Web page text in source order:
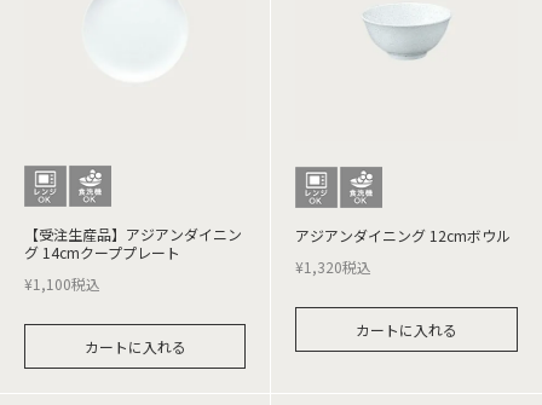
【受注生産品】アジアンダイニン
グ 14cmクーププレート
¥1,100税込
カートに入れる
アジアンダイニング 12cmボウル
¥1,320税込
カートに入れる